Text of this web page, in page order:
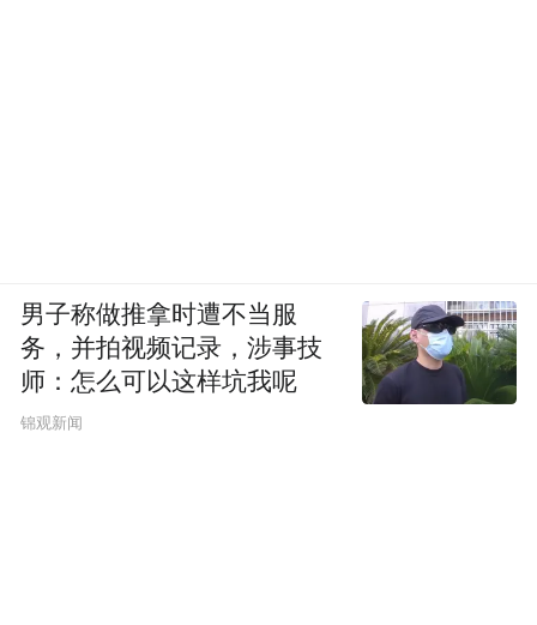
男子称做推拿时遭不当服
务，并拍视频记录，涉事技
师：怎么可以这样坑我呢
锦观新闻